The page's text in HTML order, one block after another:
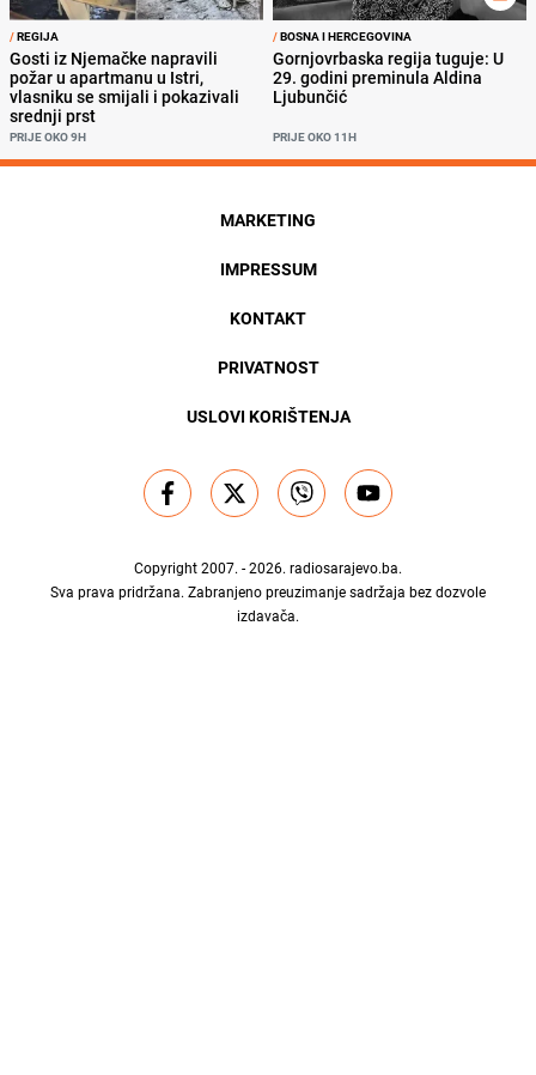
/REGIJA
Gosti iz Njemačke napravili
požar u apartmanu u Istri,
vlasniku se smijali i pokazivali
srednji prst
PRIJE OKO 9H
/BOSNA I HERCEGOVINA
Gornjovrbaska regija tuguje: U
29. godini preminula Aldina
Ljubunčić
PRIJE OKO 11H
MARKETING
IMPRESSUM
KONTAKT
PRIVATNOST
USLOVI KORIŠTENJA
Copyright 2007. - 2026. radiosarajevo.ba.
Sva prava pridržana. Zabranjeno preuzimanje sadržaja bez dozvole
izdavača.